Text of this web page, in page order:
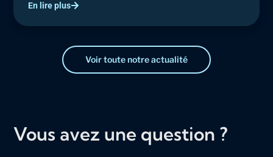
En lire plus
Voir toute notre actualité
Vous avez une question ?